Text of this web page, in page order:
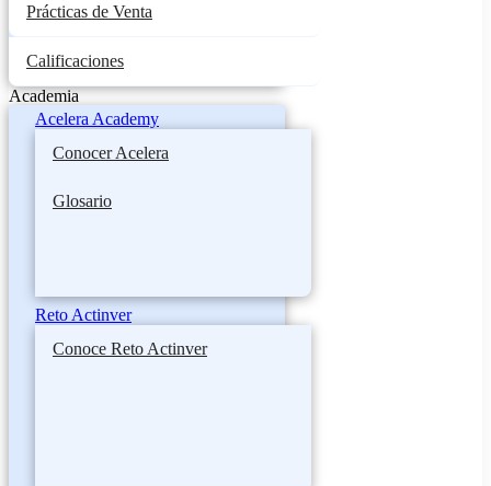
Prácticas de Venta
Calificaciones
Academia
Acelera Academy
Conocer Acelera
Glosario
Reto Actinver
Conoce Reto Actinver